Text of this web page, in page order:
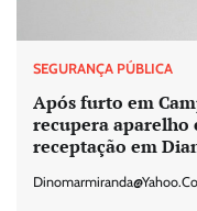
SEGURANÇA PÚBLICA
Após furto em
recupera aparelho
receptação em